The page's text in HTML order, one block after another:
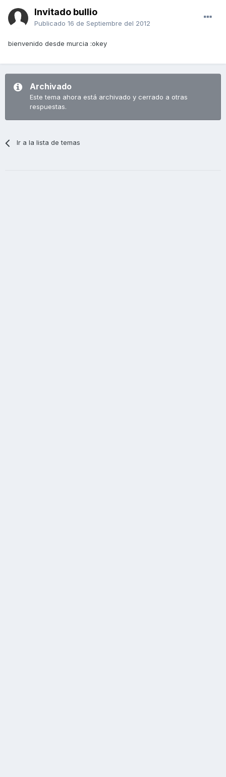
Invitado bullio
Publicado 16 de Septiembre del 2012
bienvenido desde murcia :okey
Archivado
Este tema ahora está archivado y cerrado a otras
respuestas.
Ir a la lista de temas